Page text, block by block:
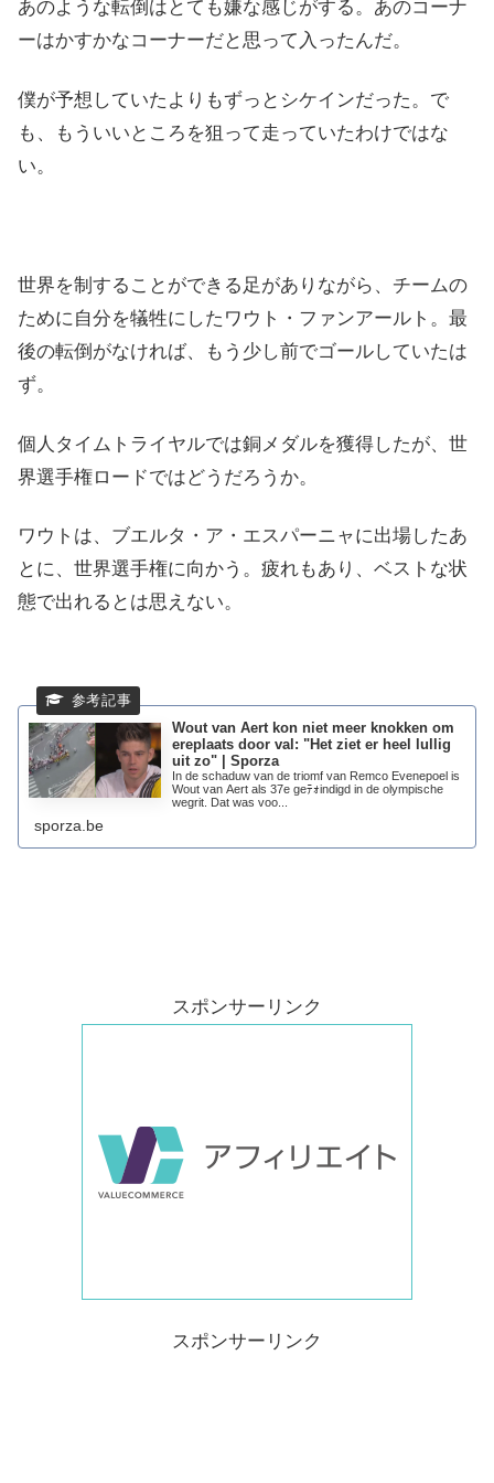
あのような転倒はとても嫌な感じがする。あのコーナ
ーはかすかなコーナーだと思って入ったんだ。
僕が予想していたよりもずっとシケインだった。で
も、もういいところを狙って走っていたわけではな
い。
世界を制することができる足がありながら、チームの
ために自分を犠牲にしたワウト・ファンアールト。最
後の転倒がなければ、もう少し前でゴールしていたは
ず。
個人タイムトライヤルでは銅メダルを獲得したが、世
界選手権ロードではどうだろうか。
ワウトは、ブエルタ・ア・エスパーニャに出場したあ
とに、世界選手権に向かう。疲れもあり、ベストな状
態で出れるとは思えない。
Wout van Aert kon niet meer knokken om
ereplaats door val: "Het ziet er heel lullig
uit zo" | Sporza
In de schaduw van de triomf van Remco Evenepoel is
Wout van Aert als 37e geﾃｫindigd in de olympische
wegrit. Dat was voo...
sporza.be
スポンサーリンク
スポンサーリンク